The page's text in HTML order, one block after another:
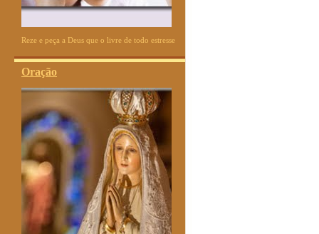
Reze e peça a Deus que o livre de todo estresse
Oração